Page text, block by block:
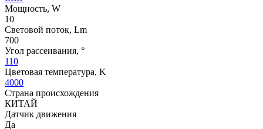
Мощность, W
10
Световой поток, Lm
700
Угол рассеивания, °
110
Цветовая температура, K
4000
Страна происхождения
КИТАЙ
Датчик движения
Да